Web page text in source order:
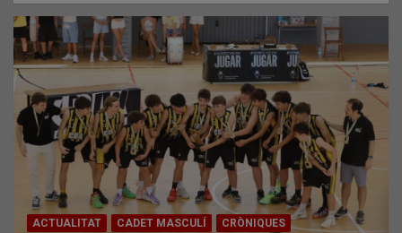
ACTUALITAT CADET MASCULÍ CRÒNIQUES